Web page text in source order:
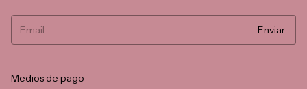
Medios de pago